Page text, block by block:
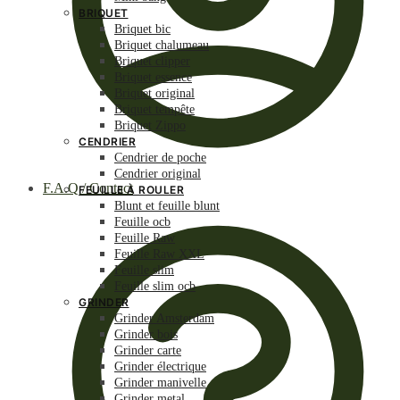
F.A.Q / Contact
BRIQUET
Briquet bic
Briquet chalumeau
Briquet clipper
Briquet essence
Briquet original
Briquet tempête
Briquet Zippo
CENDRIER
Cendrier de poche
Cendrier original
FEUILLE À ROULER
Blunt et feuille blunt
Feuille ocb
Feuille Raw
Feuille Raw XXL
Feuille slim
Feuille slim ocb
GRINDER
Grinder Amsterdam
Grinder bois
Grinder carte
Grinder électrique
Grinder manivelle